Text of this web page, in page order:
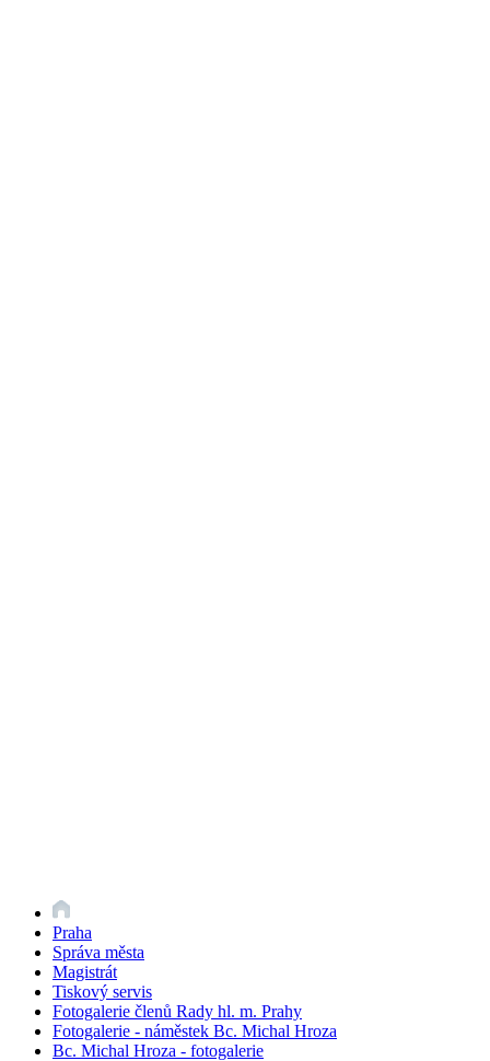
Praha
Správa města
Magistrát
Tiskový servis
Fotogalerie členů Rady hl. m. Prahy
Fotogalerie - náměstek Bc. Michal Hroza
Bc. Michal Hroza - fotogalerie